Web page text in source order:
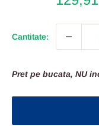
Cantitate:
Pret pe bucata, NU